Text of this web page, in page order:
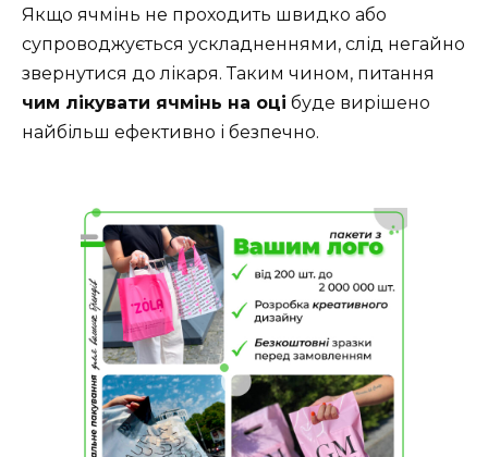
Якщо ячмінь не проходить швидко або
супроводжується ускладненнями, слід негайно
звернутися до лікаря. Таким чином, питання
чим лікувати ячмінь на оці буде вирішено
найбільш ефективно і безпечно.